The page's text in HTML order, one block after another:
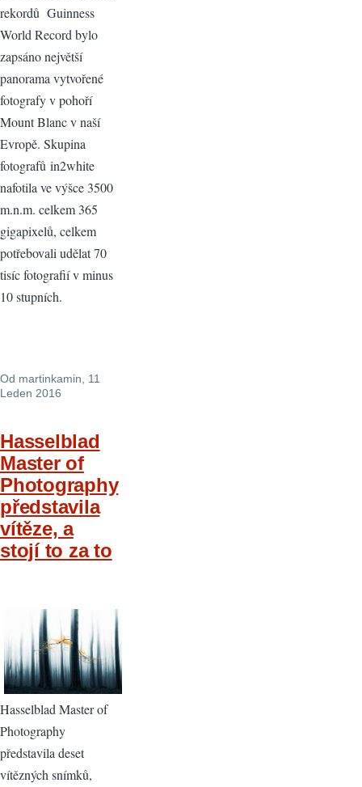
rekordů Guinness
World Record bylo
zapsáno největší
panorama vytvořené
fotografy v pohoří
Mount Blanc v naší
Evropě. Skupina
fotografů in2white
nafotila ve výšce 3500
m.n.m. celkem 365
gigapixelů, celkem
potřebovali udělat 70
tisíc fotografií v minus
10 stupních.
Od martinkamin , 11
Leden 2016
Hasselblad
Master of
Photography
představila
vítěze, a
stojí to za to
Hasselblad Master of
Photography
představila deset
vítězných snímků,